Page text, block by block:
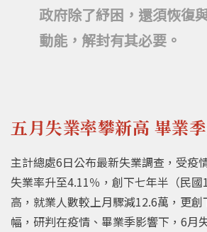
政府除了紓困，還須恢復
動能，解封有其必要。
五月失業率攀新高 畢業
主計總處6日公布最新失業調查，受疫
失業率升至4.11％，創下七年半（民
高，就業人數較上月驟減12.6萬，更
幅，研判在疫情、畢業季影響下，6月